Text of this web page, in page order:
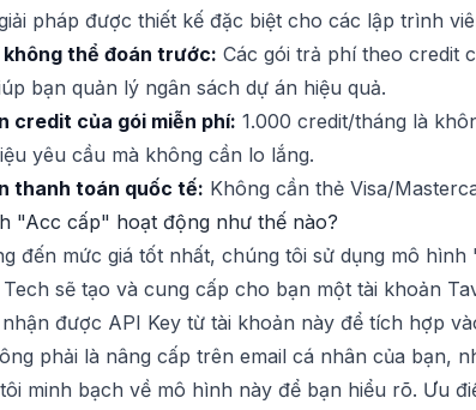
pháp được thiết kế đặc biệt cho các lập trình
không thể đoán trước: Các gói trả phí theo credit
bạn quản lý ngân sách dự án hiệu quả.
credit của gói miễn phí: 1.000 credit/tháng là
yêu cầu mà không cần lo lắng.
thanh toán quốc tế: Không cần thẻ Visa/
"Acc cấp" hoạt động như thế nào?
đến mức giá tốt nhất, chúng tôi sử dụng mô
sẽ tạo và cung cấp cho bạn một tài khoản
nhận được API Key từ tài khoản này để tích hợp
phải là nâng cấp trên email cá nhân của bạn,
minh bạch về mô hình này để bạn hiểu rõ. Ưu